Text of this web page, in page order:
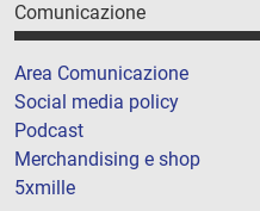
Comunicazione
Area Comunicazione
Social media policy
Podcast
Merchandising e shop
5xmille